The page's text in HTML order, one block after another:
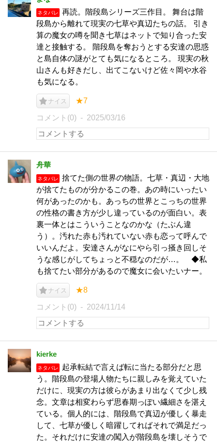
ネタバレ
再読。階段島シリーズ三作目。 舞台は階
段島から離れて現実の七草や真辺たちの話。 引き
算の魔女の噂を聞き七草はネットで知り合った安
達と接触する。 階段島を奪おうとする安達の思惑
と島自体の謎がとても気になるところ。 現実の秋
山さんも好きだし、出てこないけど佐々岡や水谷
も気になる。
ナイス ★7
コメント(0) 2025/03/16
舟華
ネタバレ
捨てた側の世界の物語。七草・真辺・大地
が捨てたものが分かるこの巻。あの時にいったい
何があったのかも。あっちの世界とこっちの世界
の性格の書き方が少し違っているのが面白い。表
裏一体とはこういうことなのかな（たぶん違
う）。汚れた赤も汚れていない赤も恋って呼んで
いいんだよ。安達さんがなにやら引っ掻き回しそ
うな感じがしてちょっと不穏なのだが…。 ◆私
も捨てたい部分があるので魔女に会いたいナー。
ナイス ★8
コメント(0) 2024/11/14
kierke
ネタバレ
起承転結で言えば転に当たる部分だと思
う。階段島の登場人物たちに親しみを覚えていた
だけに、現実の方は彼らがあまり出なくて少し残
念。文章は相変わらず思春期っぽい繊細さを湛え
ている。個人的には、階段島で真辺が優しく暴走
して、七草が優しく暗躍してればそれで満足だっ
た。それだけに安達の闖入が階段島を壊しそうで